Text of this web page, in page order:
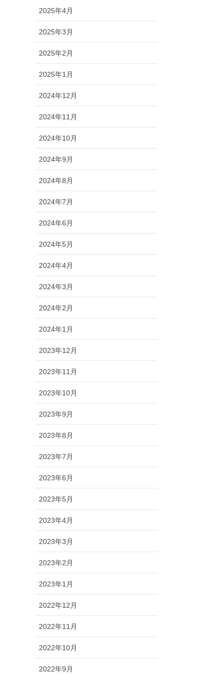
2025年4月
2025年3月
2025年2月
2025年1月
2024年12月
2024年11月
2024年10月
2024年9月
2024年8月
2024年7月
2024年6月
2024年5月
2024年4月
2024年3月
2024年2月
2024年1月
2023年12月
2023年11月
2023年10月
2023年9月
2023年8月
2023年7月
2023年6月
2023年5月
2023年4月
2023年3月
2023年2月
2023年1月
2022年12月
2022年11月
2022年10月
2022年9月